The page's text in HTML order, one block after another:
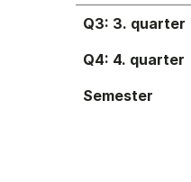
Q3: 3. quarter
Q4: 4. quarter
Semester